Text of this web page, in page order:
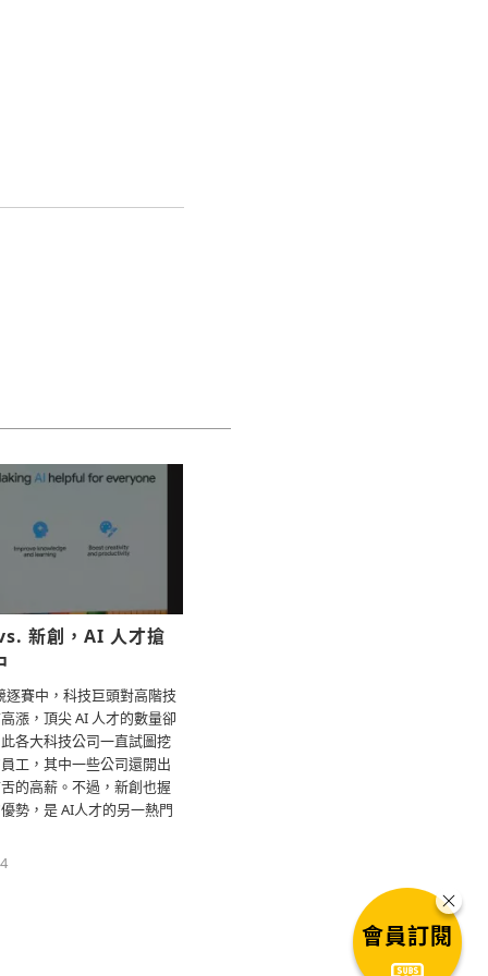
新創，AI 人才搶
逐賽中，科技巨頭對高階技
漲，頂尖 AI 人才的數量卻
各大科技公司一直試圖挖
工，其中一些公司還開出
的高薪。不過，新創也握
勢，是 AI人才的另一熱門
會員訂閱